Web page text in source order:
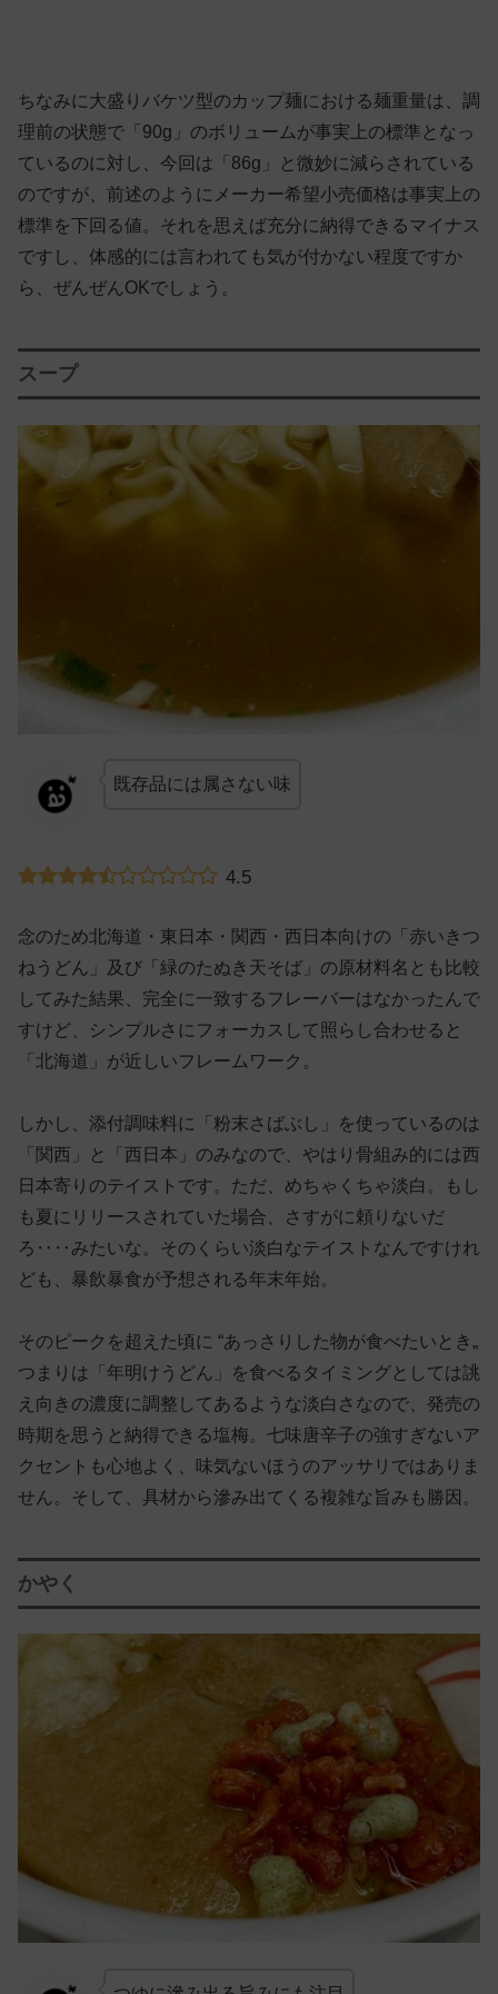
ちなみに大盛りバケツ型のカップ麺における麺重量は、調
理前の状態で「90g」のボリュームが事実上の標準となっ
ているのに対し、今回は「86g」と微妙に減らされている
のですが、前述のようにメーカー希望小売価格は事実上の
標準を下回る値。それを思えば充分に納得できるマイナス
ですし、体感的には言われても気が付かない程度ですか
ら、ぜんぜんOKでしょう。
スープ
既存品には属さない味
4.5
念のため北海道・東日本・関西・西日本向けの「赤いきつ
ねうどん」及び「緑のたぬき天そば」の原材料名とも比較
してみた結果、完全に一致するフレーバーはなかったんで
すけど、シンプルさにフォーカスして照らし合わせると
「北海道」が近しいフレームワーク。
しかし、添付調味料に「粉末さばぶし」を使っているのは
「関西」と「西日本」のみなので、やはり骨組み的には西
日本寄りのテイストです。ただ、めちゃくちゃ淡白。もし
も夏にリリースされていた場合、さすがに頼りないだ
ろ‥‥みたいな。そのくらい淡白なテイストなんですけれ
ども、暴飲暴食が予想される年末年始。
そのピークを超えた頃に “あっさりした物が食べたいとき„
つまりは「年明けうどん」を食べるタイミングとしては誂
え向きの濃度に調整してあるような淡白さなので、発売の
時期を思うと納得できる塩梅。七味唐辛子の強すぎないア
クセントも心地よく、味気ないほうのアッサリではありま
せん。そして、具材から滲み出てくる複雑な旨みも勝因。
かやく